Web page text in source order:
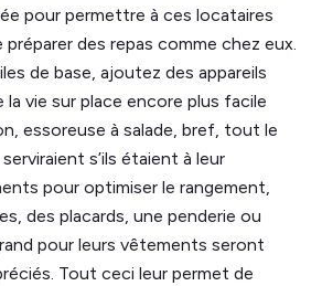
pour permettre à ces locataires
des repas comme chez eux.
de base, ajoutez des appareils
la vie sur place encore plus facile
essoreuse à salade, bref, tout le
s’ils étaient à leur
pour optimiser le rangement,
des placards, une penderie ou
pour leurs vêtements seront
Tout ceci leur permet de